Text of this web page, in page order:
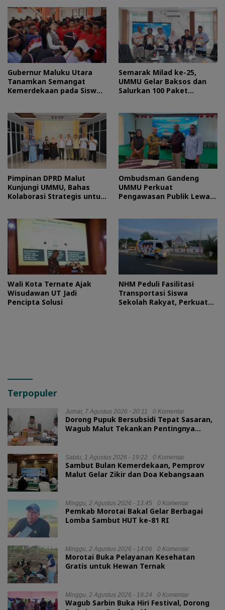
Gubernur Maluku Utara
Tanamkan Semangat
Kemerdekaan pada Siswa
Semarak Milad ke-25,
UMMU Gelar Baksos dan
Salurkan 100 Paket
Pimpinan DPRD Malut
Kunjungi UMMU, Bahas
Kolaborasi Strategis untuk
Ombudsman Gandeng
UMMU Perkuat
Pengawasan Publik Lewat
Wali Kota Ternate Ajak
Wisudawan UT Jadi
Pencipta Solusi
NHM Peduli Fasilitasi
Transportasi Siswa
Sekolah Rakyat, Perkuat
Terpopuler
Jumat, 7 Agustus 2026 - 20:11 0 Komentar
Dorong Pupuk Bersubsidi Tepat Sasaran,
Wagub Malut Tekankan Pentingnya
Sabtu, 1 Agustus 2026 - 19:22 0 Komentar
Sambut Bulan Kemerdekaan, Pemprov
Malut Gelar Zikir dan Doa Kebangsaan
Minggu, 2 Agustus 2026 - 13:45 0 Komentar
Pemkab Morotai Bakal Gelar Berbagai
Lomba Sambut HUT ke-81 RI
Minggu, 2 Agustus 2026 - 14:06 0 Komentar
Morotai Buka Pelayanan Kesehatan
Gratis untuk Hewan Ternak
Minggu, 2 Agustus 2026 - 19:24 0 Komentar
Wagub Sarbin Buka Hiri Festival, Dorong